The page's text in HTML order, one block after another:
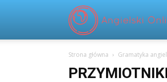
Strona główna Gramatyka